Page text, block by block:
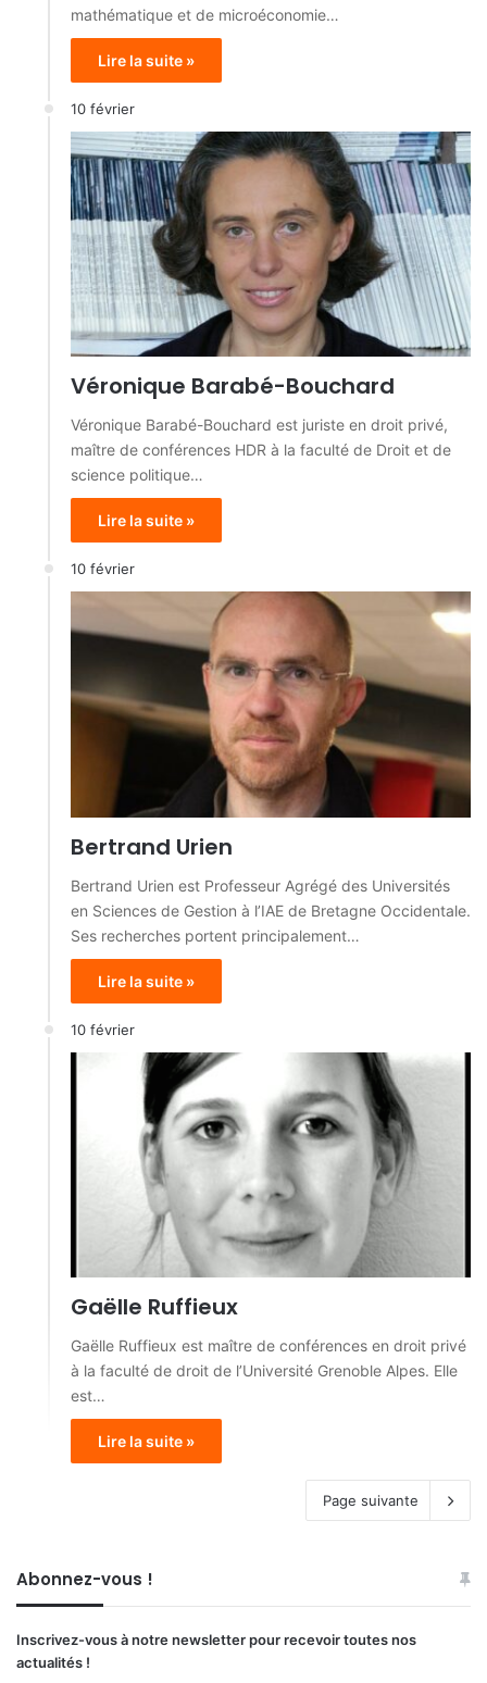
mathématique et de microéconomie…
Lire la suite »
10 février
Véronique Barabé-Bouchard
Véronique Barabé-Bouchard est juriste en droit privé,
maître de conférences HDR à la faculté de Droit et de
science politique…
Lire la suite »
10 février
Bertrand Urien
Bertrand Urien est Professeur Agrégé des Universités
en Sciences de Gestion à l’IAE de Bretagne Occidentale.
Ses recherches portent principalement…
Lire la suite »
10 février
Gaëlle Ruffieux
Gaëlle Ruffieux est maître de conférences en droit privé
à la faculté de droit de l’Université Grenoble Alpes. Elle
est…
Lire la suite »
Page suivante
Abonnez-vous !
Inscrivez-vous à notre newsletter pour recevoir toutes nos
actualités !